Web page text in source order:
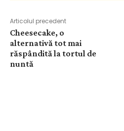
Articolul precedent
Cheesecake, o
alternativă tot mai
răspândită la tortul de
nuntă